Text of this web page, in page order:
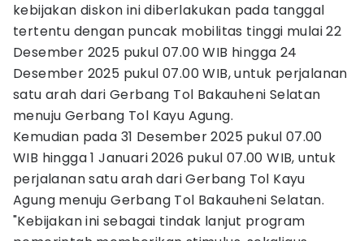
kebijakan diskon ini diberlakukan pada tanggal
tertentu dengan puncak mobilitas tinggi mulai 22
Desember 2025 pukul 07.00 WIB hingga 24
Desember 2025 pukul 07.00 WIB, untuk perjalanan
satu arah dari Gerbang Tol Bakauheni Selatan
menuju Gerbang Tol Kayu Agung.
Kemudian pada 31 Desember 2025 pukul 07.00
WIB hingga 1 Januari 2026 pukul 07.00 WIB, untuk
perjalanan satu arah dari Gerbang Tol Kayu
Agung menuju Gerbang Tol Bakauheni Selatan.
"Kebijakan ini sebagai tindak lanjut program